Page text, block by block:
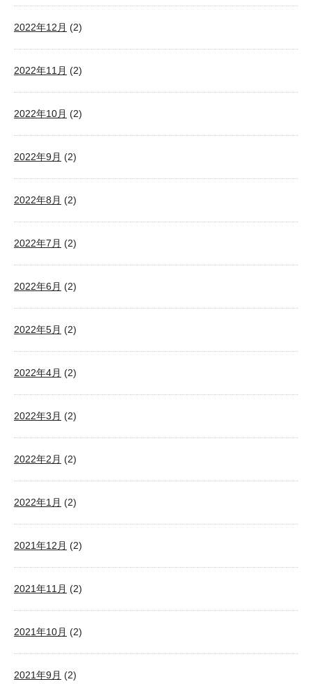
2022年12月 (2)
2022年11月 (2)
2022年10月 (2)
2022年9月 (2)
2022年8月 (2)
2022年7月 (2)
2022年6月 (2)
2022年5月 (2)
2022年4月 (2)
2022年3月 (2)
2022年2月 (2)
2022年1月 (2)
2021年12月 (2)
2021年11月 (2)
2021年10月 (2)
2021年9月 (2)